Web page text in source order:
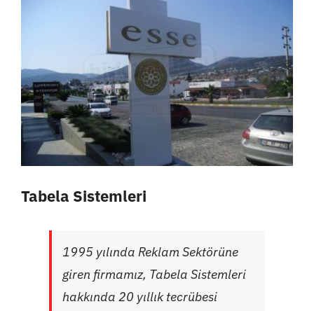
Tabela Sistemleri
1995 yılında Reklam Sektörüne
giren firmamız, Tabela Sistemleri
hakkında 20 yıllık tecrübesi